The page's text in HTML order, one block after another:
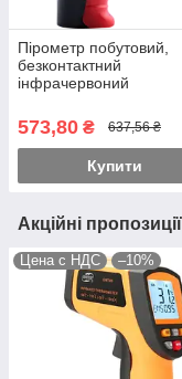
Пірометр побутовий,
безконтактний
інфрачервоний
℃, 12:1, EMS=0,1-1
WINTACT WT326A.
573,80 ₴ 637,56 ₴
Купити
Акційні
Цена с НДС –10%